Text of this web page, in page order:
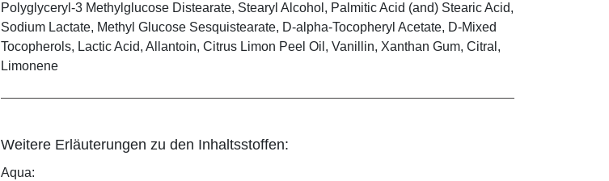
Polyglyceryl-3 Methylglucose Distearate, Stearyl Alcohol, Palmitic Acid (and) Stearic Acid,
Sodium Lactate, Methyl Glucose Sesquistearate, D-alpha-Tocopheryl Acetate, D-Mixed
Tocopherols, Lactic Acid, Allantoin, Citrus Limon Peel Oil, Vanillin, Xanthan Gum, Citral,
Limonene
Weitere Erläuterungen zu den Inhaltsstoffen:
Aqua: